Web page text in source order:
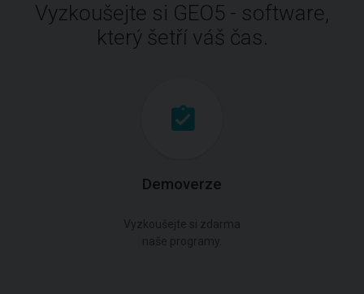
Vyzkoušejte si GEO5 - software,
který šetří váš čas.
Demoverze